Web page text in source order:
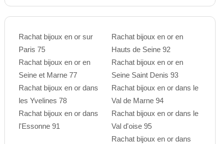
Rachat bijoux en or sur
Paris 75
Rachat bijoux en or en
Seine et Marne 77
Rachat bijoux en or dans
les Yvelines 78
Rachat bijoux en or dans
l'Essonne 91
Rachat bijoux en or en
Hauts de Seine 92
Rachat bijoux en or en
Seine Saint Denis 93
Rachat bijoux en or dans le
Val de Marne 94
Rachat bijoux en or dans le
Val d'oise 95
Rachat bijoux en or dans